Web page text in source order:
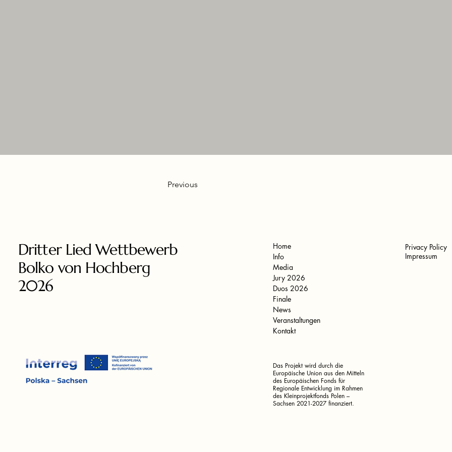
Previous
Dritter Lied Wettbewerb
Bolko von Hochberg
2026
Home
Info
Media
Jury 2026
Duos 2026
Finale
News
Veranstaltungen
Kontakt
Das Projekt wird durch die
Europäische Union aus den Mitteln
des Europäischen Fonds für
Regionale Entwicklung im Rahmen
des Kleinprojektfonds Polen –
Sachsen 2021-2027 finanziert.
Privacy Policy
Impressum